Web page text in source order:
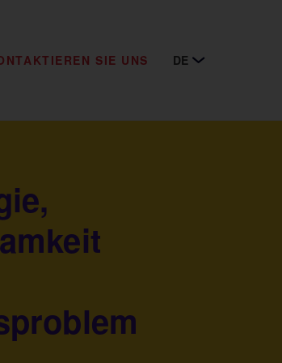
SIE UNS DE